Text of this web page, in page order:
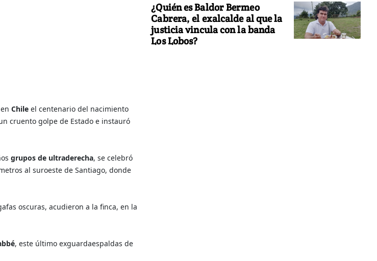
Chile el centenario del nacimiento
cruento golpe de Estado e instauró
grupos de ultraderecha, se celebró
al suroeste de Santiago, donde
oscuras, acudieron a la finca, en la
, este último exguardaespaldas de
¿Quién es Baldor Bermeo
Cabrera, el exalcalde al que la
justicia vincula con la banda
Los Lobos?